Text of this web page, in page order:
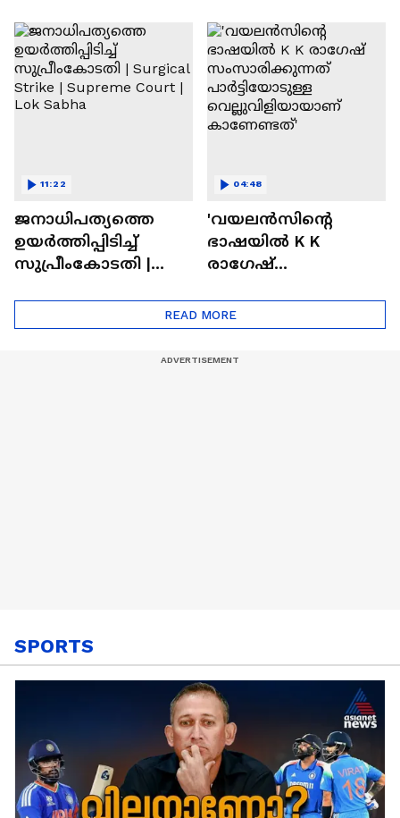
കണക്കിൽ
മാസങ്ങൾക്കുശേഷം
ലക്ഷങ്ങൾ
കൂടിയതെങ്ങനെ?'
വി ഇ അബ്ദുൾ
ഗഫൂര്‍ | Kollam
ജനാധിപത്യത്തെ
ഉയര്‍ത്തിപ്പിടിച്ച്
സുപ്രീംകോടതി |
Supreme Court | Lok
Sabha
11:22
'വയലൻസിന്റെ
ഭാഷയിൽ K K
രാഗേഷ്
പാര്‍ട്ടിയോടുള്ള
വെല്ലുവിളിയായാണ്
04:48
READ MORE
SPORTS